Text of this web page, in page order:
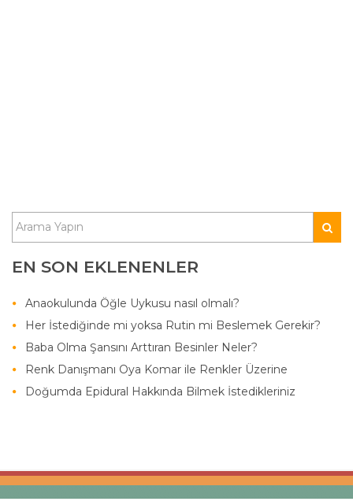
EN SON EKLENENLER
Anaokulunda Öğle Uykusu nasıl olmalı?
Her İstediğinde mi yoksa Rutin mi Beslemek Gerekir?
Baba Olma Şansını Arttıran Besinler Neler?
Renk Danışmanı Oya Komar ile Renkler Üzerine
Doğumda Epidural Hakkında Bilmek İstedikleriniz